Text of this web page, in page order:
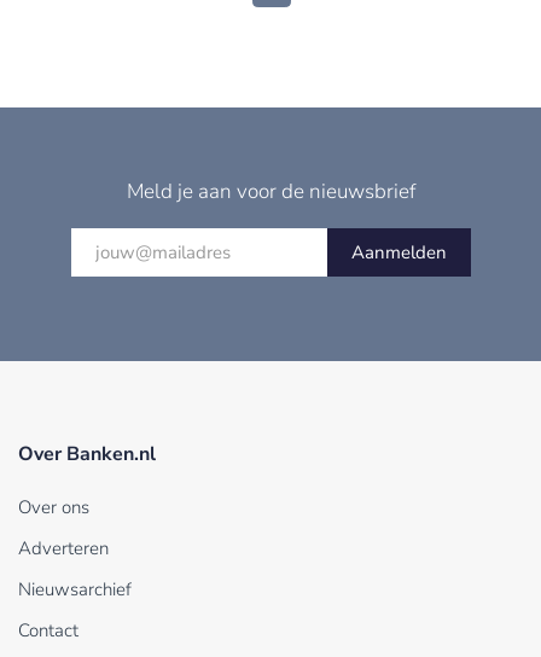
Meld je aan voor de nieuwsbrief
Aanmelden
Over Banken.nl
Over ons
Adverteren
Nieuwsarchief
Contact